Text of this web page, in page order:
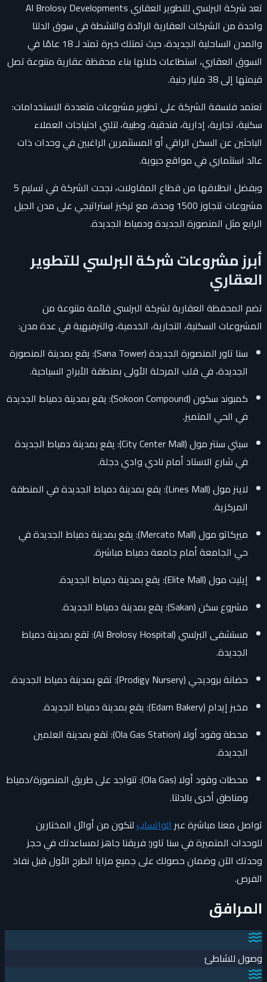
تعد شركة البرلسي للتطوير العقاري Al Brolosy Developments
واحدة من الشركات العقارية الرائدة والنشطة في سوق الدلتا
والمدن الساحلية الجديدة، حيث تمتلك خبرة تمتد لـ 18 عامًا في
السوق العقاري، استطاعات خلالها بناء محفظة عقارية متنوعة تصل
قيمتها إلى 38 مليار جنية.
تعتمد فلسفة الشركة على تطوير مشروعات متعددة الاستخدامات:
سكنية، تجارية، إدارية، فندقية، وطبية، لتلبي احتياجات العملاء
الباحثين عن السكن الراقي أو المستثمرين الراغبين في وحدات ذات
عائد استثماري في مواقع حيوية.
وبفضل انطلاقها من قطاع المقاولات، نجحت الشركة في تسليم 5
مشروعات تتجاوز 1500 وحدة، مع تركيز استراتيجي على مدن الجيل
الرابع مثل المنصورة الجديدة ودمياط الجديدة.
أبرز مشروعات شركة البرلسي للتطوير
العقاري
تضم المحفظة العقارية لشركة البرلسي قائمة متنوعة من
المشروعات السكنية، التجارية، الخدمية، والترفيهية في عدة مدن:
سنا تاور المنصورة الجديدة (Sana Tower): يقع بمدينة المنصورة
الجديدة، في قلب المرحلة الأولى بمنطقة الأبراج السياحية.
كمبوند سكون (Sokoon Compound): يقع بمدينة دمياط الجديدة
في الحي المتميز.
سيتي سنتر مول (City Center Mall): يقع بمدينة دمياط الجديدة
في شارع الاستاد أمام نادي وادي دجلة.
لاينز مول (Lines Mall): يقع بمدينة دمياط الجديدة في المنطقة
المركزية.
ميركاتو مول (Mercato Mall): يقع بمدينة دمياط الجديدة في
حي الجامعة أمام جامعة دمياط مباشرة.
إيليت مول (Elite Mall): يقع بمدينة دمياط الجديدة.
مشروع سكن (Sakan): يقع بمدينة دمياط الجديدة.
مستشفى البرلسي (Al Brolosy Hospital): تقع بمدينة دمياط
الجديدة.
حضانة بروديجي (Prodigy Nursery): تقع بمدينة دمياط الجديدة.
مخبز إيدام (Edam Bakery): يقع بمدينة دمياط الجديدة.
محطة وقود أولا (Ola Gas Station): تقع بمدينة العلمين
الجديدة.
محطات وقود أولا (Ola Gas): تتواجد على طريق المنصورة/دمياط
ومناطق أخرى بالدلتا.
تواصل معنا مباشرة عبرالواتسابلتكون من أوائل المختارين
للوحدات المتميزة في سنا تاور؛ فريقنا جاهز لمساعدتك في حجز
وحدتك الآن وضمان حصولك على جميع مزايا الطرح الأول قبل نفاذ
الفرص.
المرافق
وصول للشاطئ